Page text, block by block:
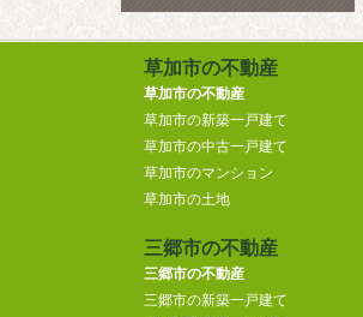
草加市の不動産
草加市の不動産
草加市の新築一戸建て
草加市の中古一戸建て
草加市のマンション
草加市の土地
三郷市の不動産
三郷市の不動産
三郷市の新築一戸建て